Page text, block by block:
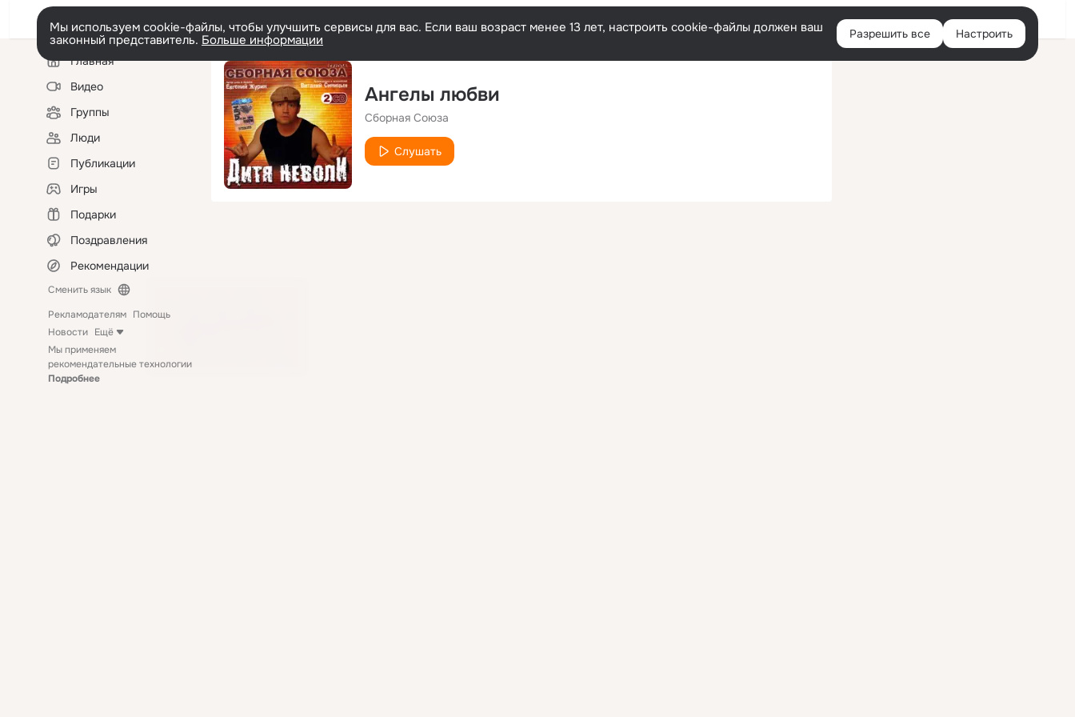
Войти
Мы используем cookie-файлы, чтобы улучшить сервисы для вас. Если ваш возраст менее 13 лет, настроить cookie-файлы должен ваш
законный представитель. Больше информации Разрешить все Настроить
Левая
колонкаГлавная
Видео
Группы
Люди
Публикации
Игры
Подарки
Поздравления
Рекомендации
Сменить язык
Рекламодателям Помощь
Новости Ещё
Мы применяем
рекомендательные технологии
Подробнее
Ангелы любви
Сборная Союза
Слушать